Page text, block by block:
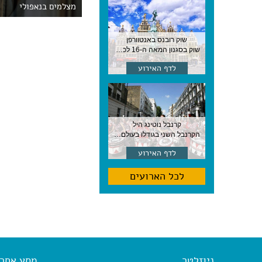
שוק רובנס באנטוורפן
שוק בסגנון המאה ה-16 לכבודו של הצייר המפורסם, בן העיר, נערך ב-15 באוגוסט באנטוורפן
לדף האירוע
קרנבל נוטינג היל
הקרנבל השני בגודלו בעולם, עם מוזיקה, תהלוכות ותחפושות. לונדון
לדף האירוע
לכל הארועים
מצלמים בנאפולי